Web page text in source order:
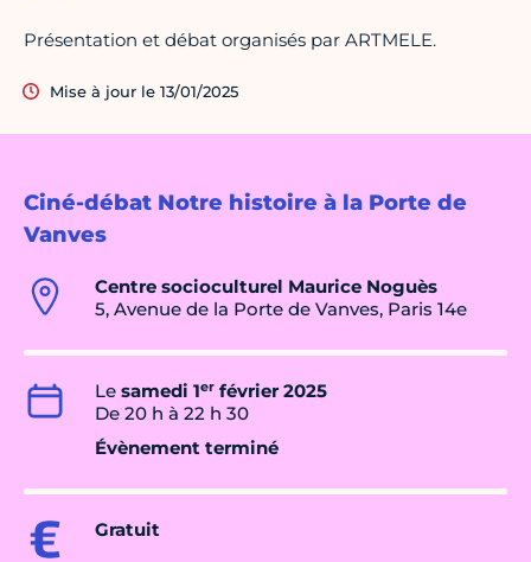
Ciné-débat Notre histoire à la Porte de
Vanves
Centre socioculturel Maurice Noguès
5, Avenue de la Porte de Vanves, Paris 14e
Le samedi 1er février 2025
De 20 h à 22 h 30
Évènement terminé
Gratuit
Présentation et débat organisés par ARTMELE.
Mise à jour le 13/01/2025